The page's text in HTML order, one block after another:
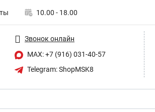
10.00 - 18.00
Звонок онлайн
MAX: +7 (916) 031-40-57
Telegram: ShopMSK8